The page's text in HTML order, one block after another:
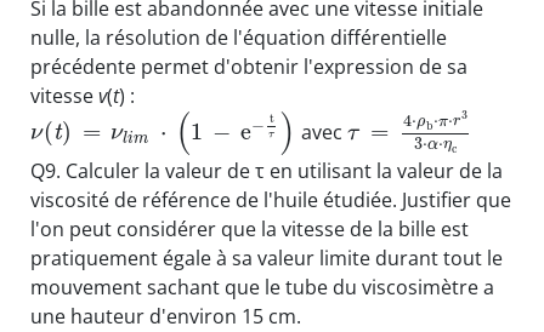
Si la bille est abandonnée avec une vitesse initiale
nulle, la résolution de l'équation différentielle
précédente permet d'obtenir l'expression de sa
vitessev(t) :
ν(t) = νlim ⋅ (1 − e− t
τ ) avec τ = 4⋅ρb⋅π⋅r3
3⋅α⋅ηc
Q9. Calculer la valeur de τ en utilisant la valeur de la
viscosité de référence de l'huile étudiée. Justifier que
l'on peut considérer que la vitesse de la bille est
pratiquement égale à sa valeur limite durant tout le
mouvement sachant que le tube du viscosimètre a
une hauteur d'environ 15 cm.